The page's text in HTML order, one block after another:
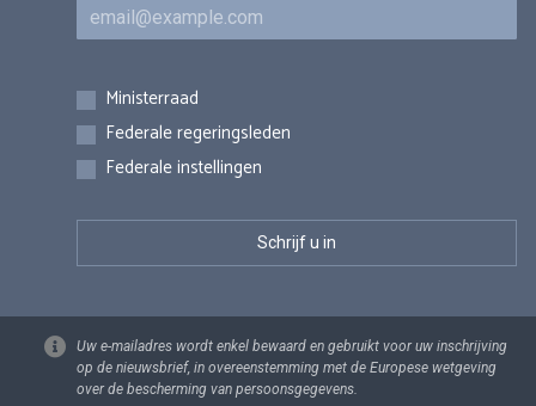
Inschrijvingen
Ministerraad
Federale regeringsleden
Federale instellingen
Uw e-mailadres wordt enkel bewaard en gebruikt voor uw inschrijving
op de nieuwsbrief, in overeenstemming met de Europese wetgeving
over de bescherming van persoonsgegevens.